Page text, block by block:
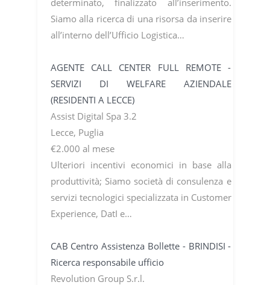
Siamo alla ricerca di una risorsa da inserire
all’interno dell’Ufficio Logistica…
AGENTE CALL CENTER FULL REMOTE -
SERVIZI DI WELFARE AZIENDALE
(RESIDENTI A LECCE)
Assist Digital Spa 3.2
Lecce, Puglia
€2.000 al mese
Ulteriori incentivi economici in base alla
produttività; Siamo società di consulenza e
servizi tecnologici specializzata in Customer
Experience, DatI e…
CAB Centro Assistenza Bollette - BRINDISI -
Ricerca responsabile ufficio
Revolution Group S.r.l.